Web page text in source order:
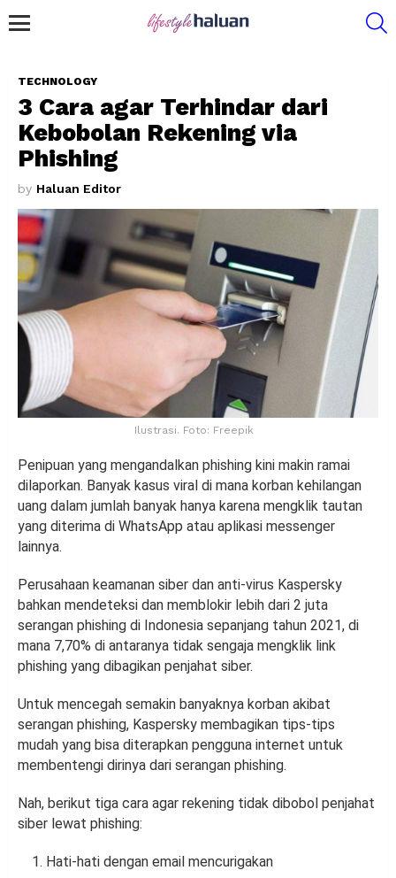
TECHNOLOGY
3 Cara agar Terhindar dari
Kebobolan Rekening via
Phishing
by Haluan Editor
Ilustrasi. Foto: Freepik
Penipuan yang mengandalkan phishing kini makin ramai
dilaporkan. Banyak kasus viral di mana korban kehilangan
uang dalam jumlah banyak hanya karena mengklik tautan
yang diterima di WhatsApp atau aplikasi messenger
lainnya.
Perusahaan keamanan siber dan anti-virus Kaspersky
bahkan mendeteksi dan memblokir lebih dari 2 juta
serangan phishing di Indonesia sepanjang tahun 2021, di
mana 7,70% di antaranya tidak sengaja mengklik link
phishing yang dibagikan penjahat siber.
Untuk mencegah semakin banyaknya korban akibat
serangan phishing, Kaspersky membagikan tips-tips
mudah yang bisa diterapkan pengguna internet untuk
membentengi dirinya dari serangan phishing.
Nah, berikut tiga cara agar rekening tidak dibobol penjahat
siber lewat phishing:
Hati-hati dengan email mencurigakan